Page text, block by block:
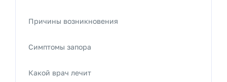
Причины возникновения
Симптомы запора
Какой врач лечит